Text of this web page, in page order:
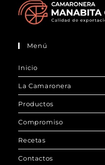
Menú
Inicio
La Camaronera
Productos
Compromiso
Recetas
Contactos